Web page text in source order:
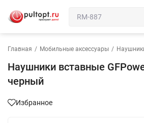
Главная / Мобильные аксессуары /
Наушники вставные
черный
Избранное